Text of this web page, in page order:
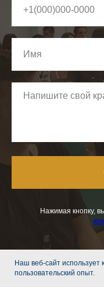
Нажимая кнопку,
Наш веб-сайт использует
пользовательский опыт.